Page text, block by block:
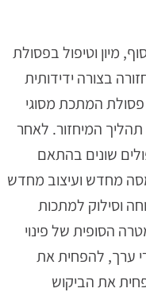
מיון וטיפול בפסולת
בצורה ידידותית
המתכת מסוגי
המיחזור. לאחר
שונים בהתאם
מחדש ועיצוב מחדש
וסילוק למתכות
הסופית של פינוי
ערך, להפחית את
את הביקוש